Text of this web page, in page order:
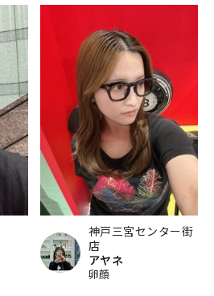
神戸三宮センター街
店
アヤネ
卵顔